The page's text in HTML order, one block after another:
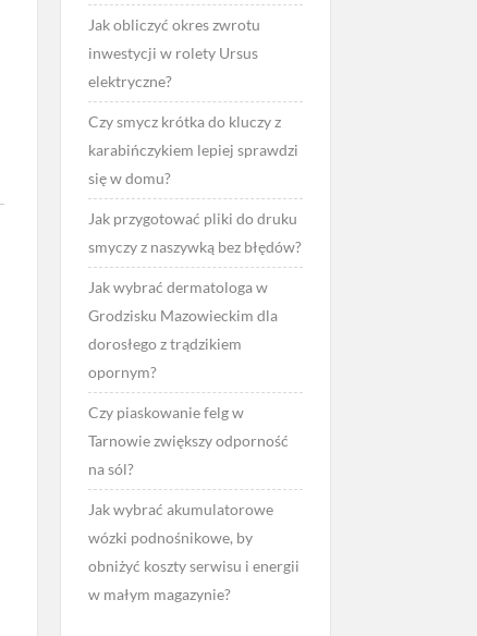
Jak obliczyć okres zwrotu
inwestycji w rolety Ursus
elektryczne?
Czy smycz krótka do kluczy z
karabińczykiem lepiej sprawdzi
się w domu?
Jak przygotować pliki do druku
smyczy z naszywką bez błędów?
Jak wybrać dermatologa w
Grodzisku Mazowieckim dla
dorosłego z trądzikiem
opornym?
Czy piaskowanie felg w
Tarnowie zwiększy odporność
na sól?
Jak wybrać akumulatorowe
wózki podnośnikowe, by
obniżyć koszty serwisu i energii
w małym magazynie?